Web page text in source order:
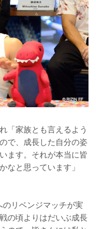
「家族とも言えるよう
で、成長した自分の姿
ます。それが本当に皆
なと思っています」
リベンジマッチが実
の頃よりはだいぶ成長